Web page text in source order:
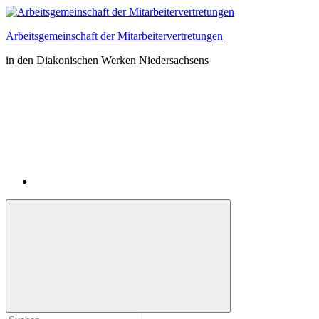
Zum
springen
Arbeitsgemeinschaft der Mitarbeitervertretungen
in den Diakonischen Werken Niedersachsens
Suchformular